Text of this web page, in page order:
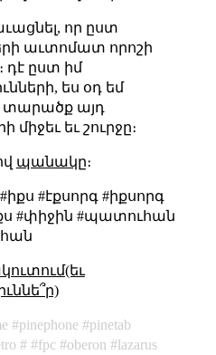
որ ըստ
աւտոմատ որոշի
դէ ըստ իմ
ես օդ եմ
տարածք այդ
եւ շուրջը։
պանակը։
#էքսորգ #իքսորգ
#փիջին #պատուհան
pinephone
pinetab
fpc oberon
lazarus